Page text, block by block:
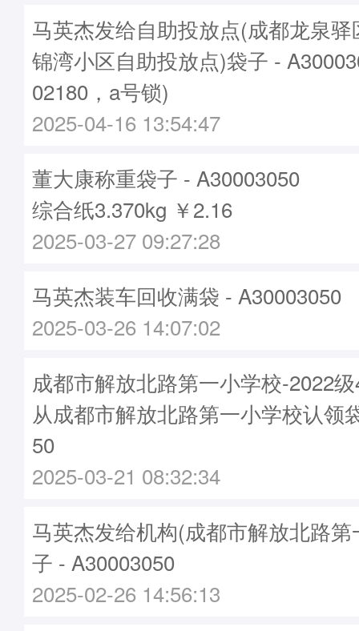
马英杰发给自助投放点(成都龙泉
锦湾小区自助投放点)袋子 -
02180，a号锁)
2025-04-16 13:54:47
董大康称重袋子 - A30003050
综合纸3.370kg ￥2.16
2025-03-27 09:27:28
马英杰装车回收满袋 - A30003050
2025-03-26 14:07:02
成都市解放北路第一小学校-2022
从成都市解放北路第一小学校认领
50
2025-03-21 08:32:34
马英杰发给机构(成都市解放北路
子 - A30003050
2025-02-26 14:56:13